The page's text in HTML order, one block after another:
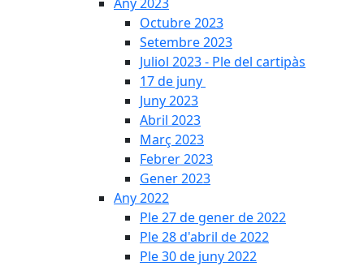
Octubre 2023
Setembre 2023
Juliol 2023 - Ple del cartipàs
17 de juny
Juny 2023
Abril 2023
Març 2023
Febrer 2023
Gener 2023
Any 2022
Ple 27 de gener de 2022
Ple 28 d'abril de 2022
Ple 30 de juny 2022